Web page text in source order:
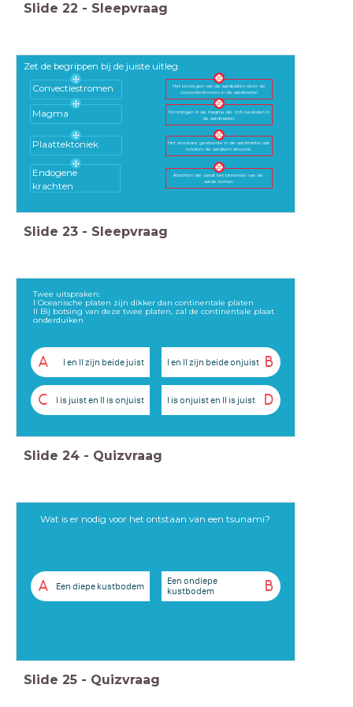
Slide 22 - Sleepvraag
Zet de begrippen bij de juiste uitleg.
Het bewegen van de aardplaten door de
convectiestromen in de aardmantel
Stromingen in de magma die zich bevinden in
de aardmantel.
Het vloeibare gesteente in de aardmantel dat
rondom de aardkern stroomt.
Krachten die vanuit het binnenste van de
aarde komen
Convectiestromen
Magma
Plaattektoniek
Endogene
krachten
Slide 23 - Sleepvraag
Twee uitspraken:
I Oceanische platen zijn dikker dan continentale platen
II Bij botsing van deze twee platen, zal de continentale plaat
onderduiken
A I en II zijn beide juist B
I en II zijn beide onjuist
C I is juist en II is onjuist D
I is onjuist en II is juist
Slide 24 - Quizvraag
Wat is er nodig voor het ontstaan van een tsunami?
A Een diepe kustbodem B
Een ondiepe
kustbodem
Slide 25 - Quizvraag